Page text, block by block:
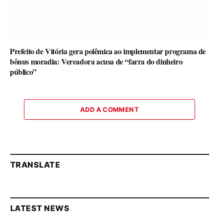
Prefeito de Vitória gera polêmica ao implementar programa de
bônus moradia: Vereadora acusa de “farra do dinheiro
público”
ADD A COMMENT
TRANSLATE
LATEST NEWS